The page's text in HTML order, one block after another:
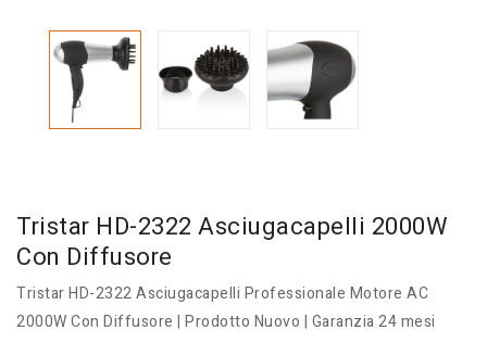
Tristar HD-2322 Asciugacapelli 2000W
Con Diffusore
Tristar HD-2322 Asciugacapelli Professionale Motore AC
2000W Con Diffusore | Prodotto Nuovo | Garanzia 24 mesi